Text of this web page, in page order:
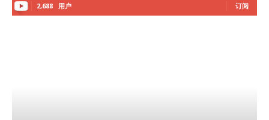
2,688 用户 订阅